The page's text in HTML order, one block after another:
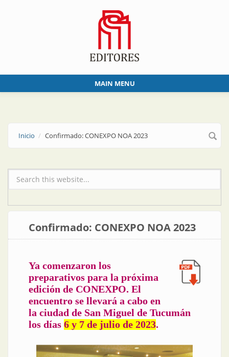
MAIN MENU
Inicio Confirmado: CONEXPO NOA 2023
Formulario de búsqueda
Confirmado: CONEXPO NOA 2023
Ya comenzaron los
preparativos para la próxima
edición de CONEXPO. El
encuentro se llevará a cabo en
la ciudad de San Miguel de Tucumán
los días 6 y 7 de julio de 2023.